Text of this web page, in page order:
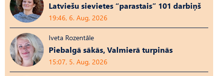
Latviešu sievietes “parastais” 101 darbiņš
19:46, 6. Aug, 2026
Iveta Rozentāle
Piebalgā sākās, Valmierā turpinās
15:07, 5. Aug, 2026